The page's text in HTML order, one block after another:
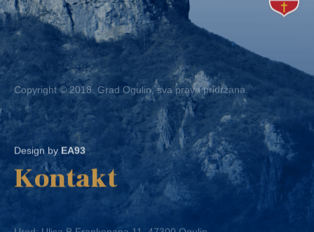
Copyright © 2018. Grad Ogulin, sva prava pridržana.
Design by EA93
Kontakt
Ured: Ulica B.Frankopana 11, 47300 Ogulin
Telefon: + 385 47 522 612